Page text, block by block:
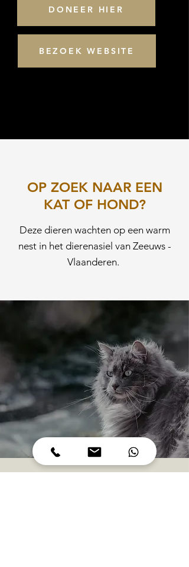
DONEER HIER
BEZOEK WEBSITE
OP ZOEK NAAR EEN
KAT OF HOND?
Deze dieren wachten op een warm
nest in het dierenasiel van Zeeuws -
Vlaanderen.